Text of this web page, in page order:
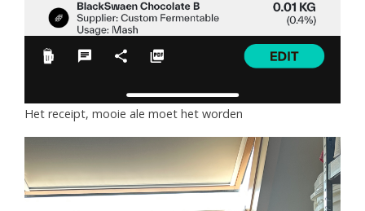
Het receipt, mooie ale moet het worden